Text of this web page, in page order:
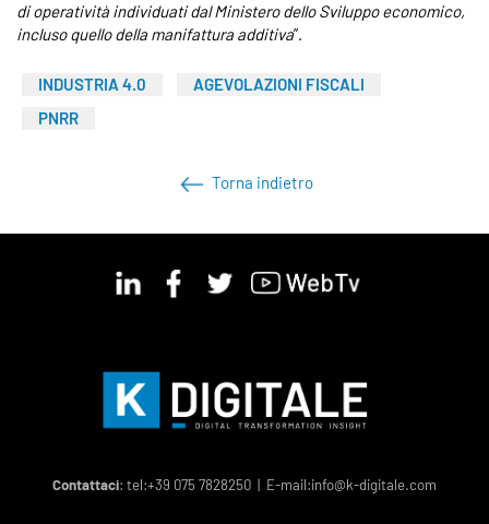
di operatività individuati dal Ministero dello Sviluppo economico,
incluso quello della manifattura additiva”.
INDUSTRIA 4.0
AGEVOLAZIONI FISCALI
PNRR
Torna indietro
Contattaci: tel:+39 075 7828250 | E-mail:info@k-digitale.com